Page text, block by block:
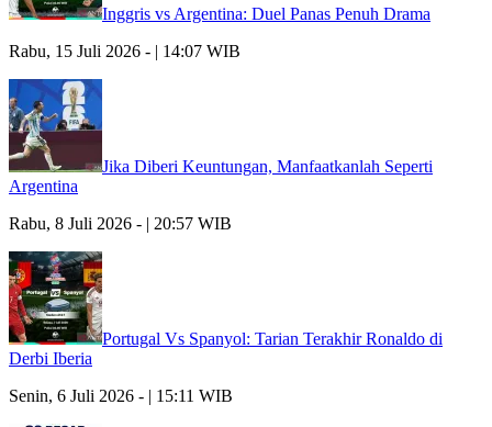
Inggris vs Argentina: Duel Panas Penuh Drama
Rabu, 15 Juli 2026 - | 14:07 WIB
Jika Diberi Keuntungan, Manfaatkanlah Seperti
Argentina
Rabu, 8 Juli 2026 - | 20:57 WIB
Portugal Vs Spanyol: Tarian Terakhir Ronaldo di
Derbi Iberia
Senin, 6 Juli 2026 - | 15:11 WIB